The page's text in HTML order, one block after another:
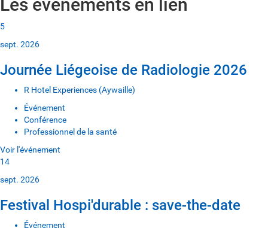
Les événements en lien
5
sept. 2026
Journée Liégeoise de Radiologie 2026
R Hotel Experiences (Aywaille)
Événement
Conférence
Professionnel de la santé
Voir l'événement
14
sept. 2026
Festival Hospi'durable : save-the-date
Événement